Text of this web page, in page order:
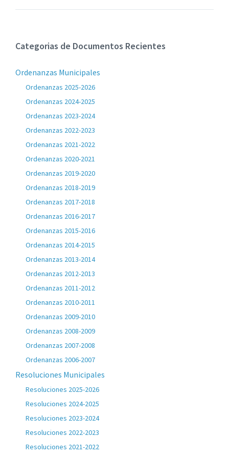
Categorias de Documentos Recientes
Ordenanzas Municipales
Ordenanzas 2025-2026
Ordenanzas 2024-2025
Ordenanzas 2023-2024
Ordenanzas 2022-2023
Ordenanzas 2021-2022
Ordenanzas 2020-2021
Ordenanzas 2019-2020
Ordenanzas 2018-2019
Ordenanzas 2017-2018
Ordenanzas 2016-2017
Ordenanzas 2015-2016
Ordenanzas 2014-2015
Ordenanzas 2013-2014
Ordenanzas 2012-2013
Ordenanzas 2011-2012
Ordenanzas 2010-2011
Ordenanzas 2009-2010
Ordenanzas 2008-2009
Ordenanzas 2007-2008
Ordenanzas 2006-2007
Resoluciones Municipales
Resoluciones 2025-2026
Resoluciones 2024-2025
Resoluciones 2023-2024
Resoluciones 2022-2023
Resoluciones 2021-2022